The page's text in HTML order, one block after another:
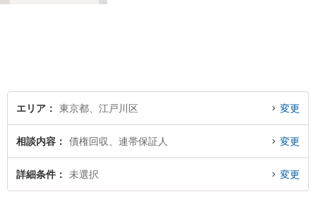
さい。
エリア 東京都、江戸川区 変更
相談内容 債権回収、連帯保証人 変更
詳細条件 未選択 変更